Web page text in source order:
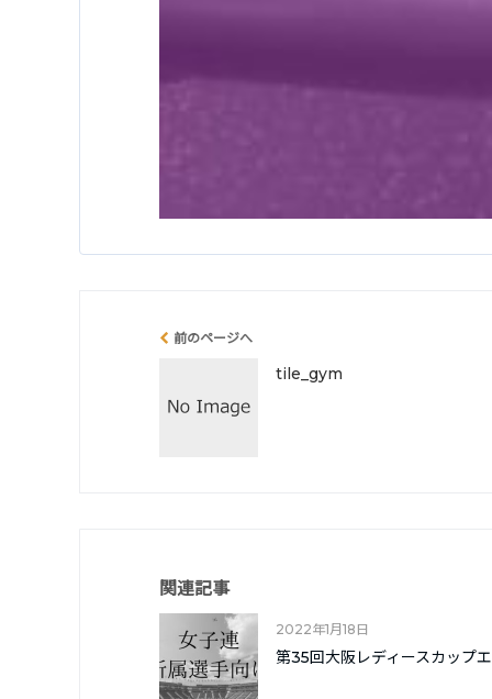
前のページへ
tile_gym
関連記事
2022年1月18日
第35回大阪レディースカップ